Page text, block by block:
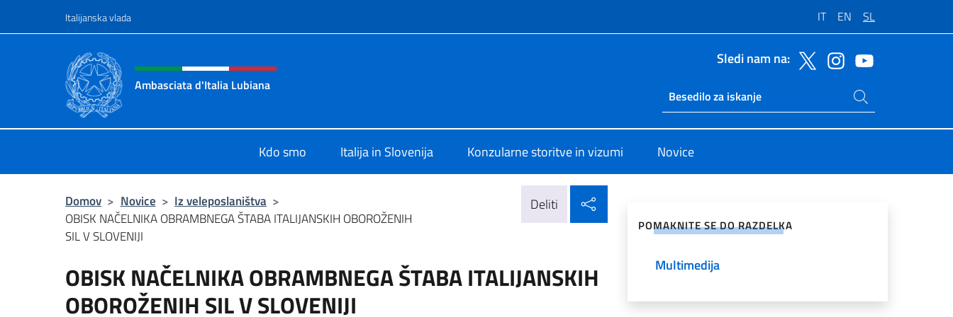
Italijanska vlada IT EN SL
Glava spletnega mesta, družbeni mediji in meni
Ambasciata d'Italia Lubiana
Sledi nam na:
Ricerca sito live
Iskanje na spletnem mestu
Kdo smo Italija in Slovenija Konzularne storitve in vizumi Novice
Domov > Novice > Iz veleposlaništva >
OBISK NAČELNIKA OBRAMBNEGA ŠTABA ITALIJANSKIH OBOROŽENIH
SIL V SLOVENIJI
Deliti
OBISK NAČELNIKA OBRAMBNEGA ŠTABA ITALIJANSKIH
OBOROŽENIH SIL V SLOVENIJI
POMAKNITE SE DO RAZDELKA
Multimedija